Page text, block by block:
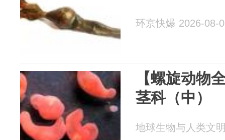
环京快爆 2026-08-
【螺旋动物
茎科（中）
地球生物与人类文